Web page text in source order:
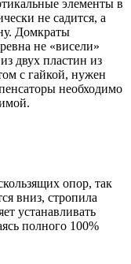
элементы в
не садится, а
Домкраты
не «висели»
двух пластин из
с гайкой, нужен
необходимо
опор, так
вниз, стропила
устанавливать
полного 100%